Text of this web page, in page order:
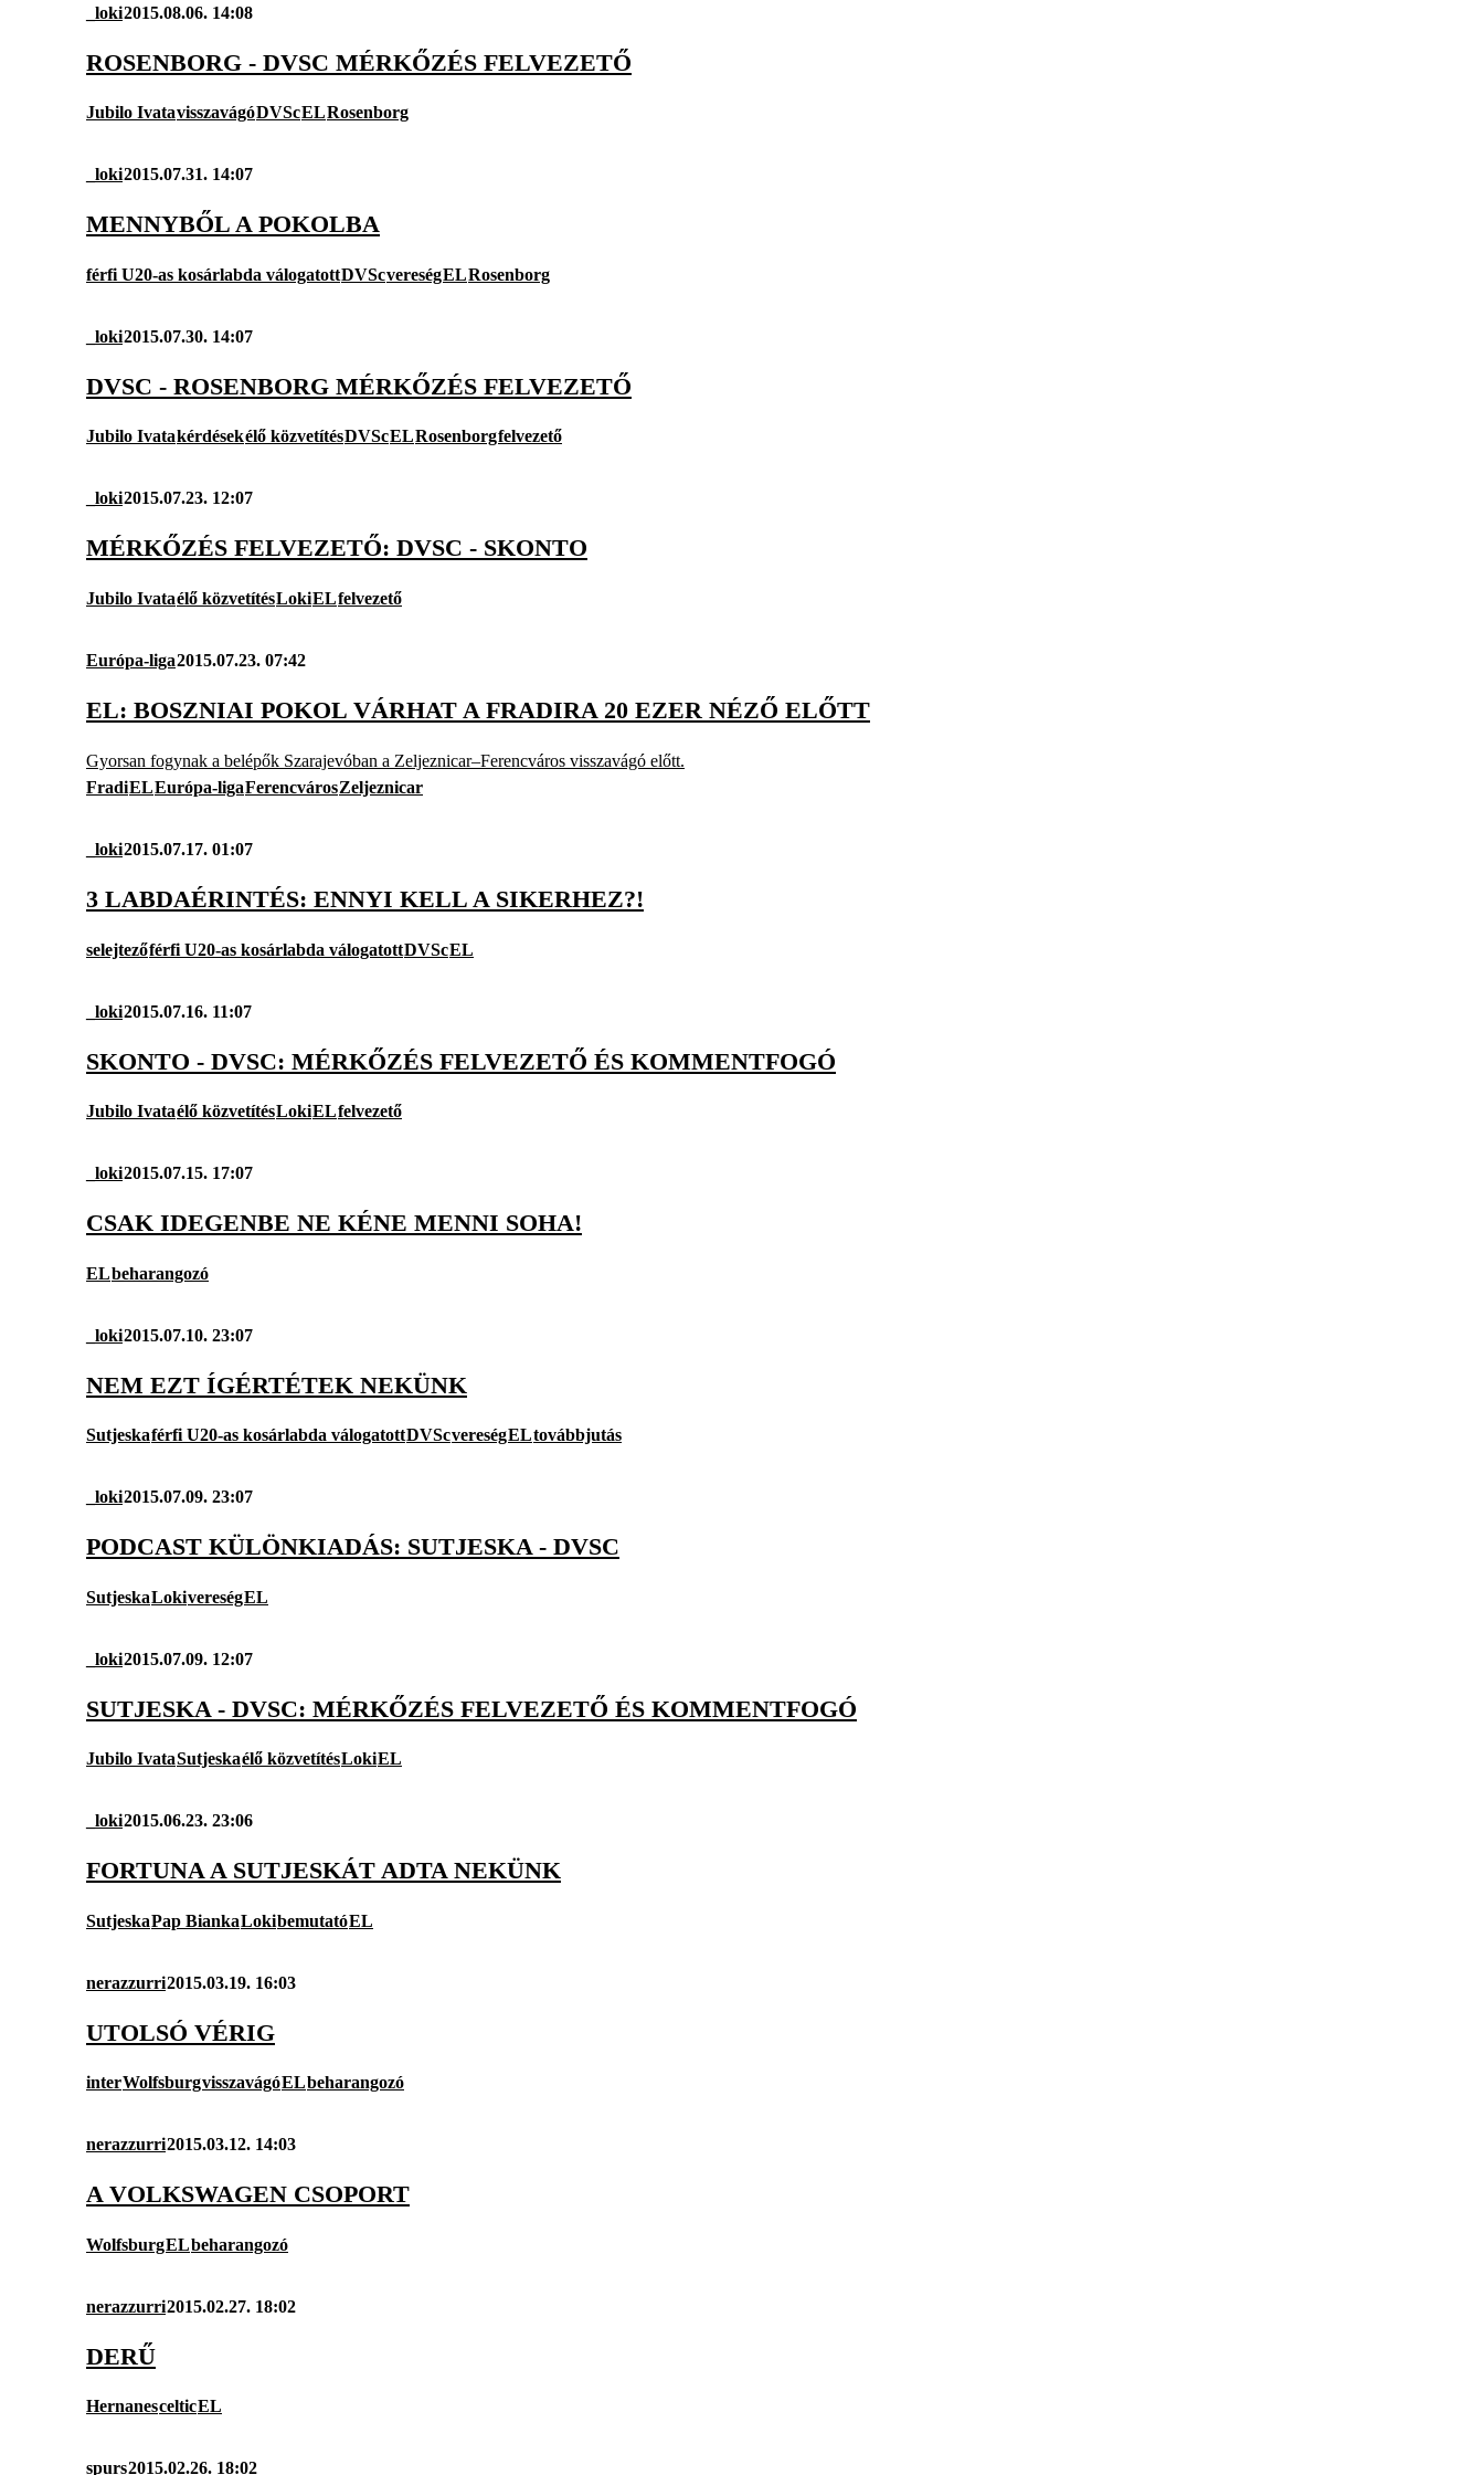
_loki2015.08.06. 14:08
ROSENBORG - DVSC MÉRKŐZÉS FELVEZETŐ
Jubilo IvatavisszavágóDVScELRosenborg
_loki2015.07.31. 14:07
MENNYBŐL A POKOLBA
férfi U20-as kosárlabda válogatottDVScvereségELRosenborg
_loki2015.07.30. 14:07
DVSC - ROSENBORG MÉRKŐZÉS FELVEZETŐ
Jubilo Ivatakérdésekélő közvetítésDVScELRosenborgfelvezető
_loki2015.07.23. 12:07
MÉRKŐZÉS FELVEZETŐ: DVSC - SKONTO
Jubilo Ivataélő közvetítésLokiELfelvezető
Európa-liga2015.07.23. 07:42
EL: BOSZNIAI POKOL VÁRHAT A FRADIRA 20 EZER NÉZŐ ELŐTT
Gyorsan fogynak a belépők Szarajevóban a Zeljeznicar–Ferencváros visszavágó előtt.
FradiELEurópa-ligaFerencvárosZeljeznicar
_loki2015.07.17. 01:07
3 LABDAÉRINTÉS: ENNYI KELL A SIKERHEZ?!
selejtezőférfi U20-as kosárlabda válogatottDVScEL
_loki2015.07.16. 11:07
SKONTO - DVSC: MÉRKŐZÉS FELVEZETŐ ÉS KOMMENTFOGÓ
Jubilo Ivataélő közvetítésLokiELfelvezető
_loki2015.07.15. 17:07
CSAK IDEGENBE NE KÉNE MENNI SOHA!
ELbeharangozó
_loki2015.07.10. 23:07
NEM EZT ÍGÉRTÉTEK NEKÜNK
Sutjeskaférfi U20-as kosárlabda válogatottDVScvereségELtovábbjutás
_loki2015.07.09. 23:07
PODCAST KÜLÖNKIADÁS: SUTJESKA - DVSC
SutjeskaLokivereségEL
_loki2015.07.09. 12:07
SUTJESKA - DVSC: MÉRKŐZÉS FELVEZETŐ ÉS KOMMENTFOGÓ
Jubilo IvataSutjeskaélő közvetítésLokiEL
_loki2015.06.23. 23:06
FORTUNA A SUTJESKÁT ADTA NEKÜNK
SutjeskaPap BiankaLokibemutatóEL
nerazzurri2015.03.19. 16:03
UTOLSÓ VÉRIG
interWolfsburgvisszavágóELbeharangozó
nerazzurri2015.03.12. 14:03
A VOLKSWAGEN CSOPORT
WolfsburgELbeharangozó
nerazzurri2015.02.27. 18:02
DERŰ
HernanescelticEL
spurs2015.02.26. 18:02